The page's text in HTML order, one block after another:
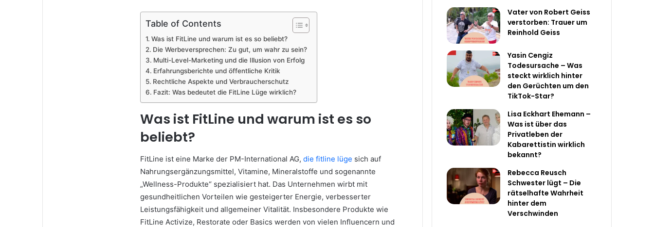
Table of Contents
Was ist FitLine und warum ist es so beliebt?
Die Werbeversprechen: Zu gut, um wahr zu sein?
Multi-Level-Marketing und die Illusion von Erfolg
Erfahrungsberichte und öffentliche Kritik
Rechtliche Aspekte und Verbraucherschutz
Fazit: Was bedeutet die FitLine Lüge wirklich?
Was ist FitLine und warum ist es so
beliebt?
FitLine ist eine Marke der PM-International AG, die fitline lüge sich auf
Nahrungsergänzungsmittel, Vitamine, Mineralstoffe und sogenannte
„Wellness-Produkte“ spezialisiert hat. Das Unternehmen wirbt mit
gesundheitlichen Vorteilen wie gesteigerter Energie, verbesserter
Leistungsfähigkeit und allgemeiner Vitalität. Insbesondere Produkte wie
FitLine Activize, Restorate oder Basics werden von vielen Influencern und
Vater von Robert Geiss
verstorben: Trauer um
Reinhold Geiss
Yasin Cengiz
Todesursache – Was
steckt wirklich hinter
den Gerüchten um den
TikTok-Star?
Lisa Eckhart Ehemann –
Was ist über das
Privatleben der
Kabarettistin wirklich
bekannt?
Rebecca Reusch
Schwester lügt – Die
rätselhafte Wahrheit
hinter dem
Verschwinden